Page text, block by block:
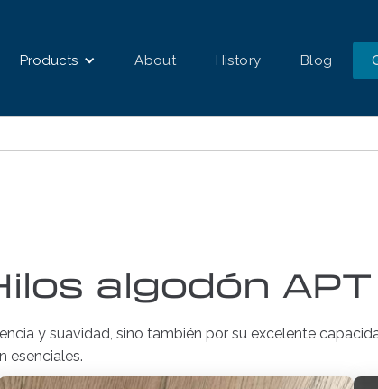
Products About History Blog
algodón APT
y suavidad, sino también por su excelente
esenciales.